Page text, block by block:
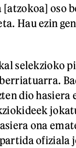
oso
Hau ezin
selekzioko
dio
ona
ofiziala